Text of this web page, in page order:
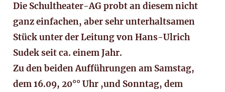
Die Schultheater-AG probt an diesem nicht
ganz einfachen, aber sehr unterhaltsamen
Stück unter der Leitung von Hans-Ulrich
Sudek seit ca. einem Jahr.
Zu den beiden Aufführungen am Samstag,
dem 16.09, 20°° Uhr ,und Sonntag, dem